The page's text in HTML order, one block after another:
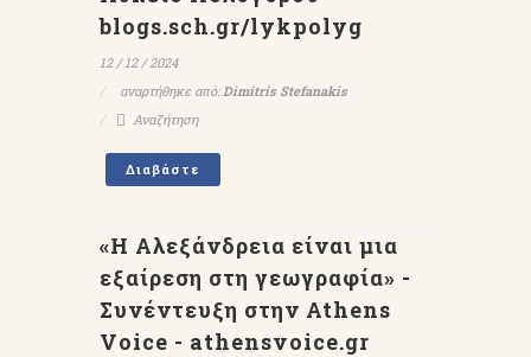
blogs.sch.gr/lykpolyg
12 / 12 / 2024
αναρτήθηκε από:Dimitris Stefanakis
Αναζήτηση
Διαβάστε
«Η Αλεξάνδρεια είναι μια
εξαίρεση στη γεωγραφία» -
Συνέντευξη στην Athens
Voice - athensvoice.gr